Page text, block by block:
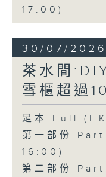
17:00)
30/07/2026
茶水間
雪櫃超過
足本 Full
第一部份
16:00)
第二部份